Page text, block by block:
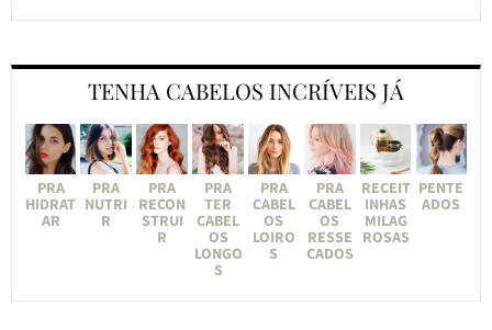
TENHA CABELOS INCRÍVEIS JÁ
PRA
HIDRAT
AR
PRA
NUTRI
R
PRA
RECON
STRUI
R
PRA
TER
CABEL
OS
LONGO
S
PRA
CABEL
OS
LOIRO
S
PRA
CABEL
OS
RESSE
CADOS
RECEIT
INHAS
MILAG
ROSAS
PENTE
ADOS